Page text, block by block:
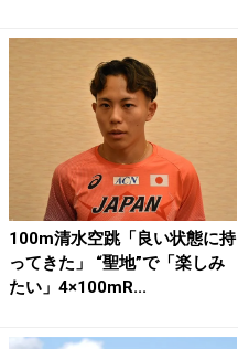
100m清水空跳「良い状態に持
ってきた」 “聖地”で「楽しみ
たい」4×100mR...